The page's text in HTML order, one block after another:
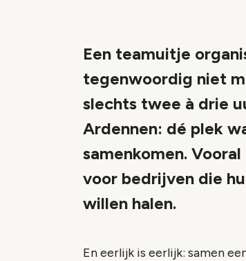
Een teamuitje
tegenwoordig niet
slechts twee à drie
Ardennen: dé plek
samenkomen.
voor bedrijven die
willen halen.
En eerlijk is eerlijk: samen